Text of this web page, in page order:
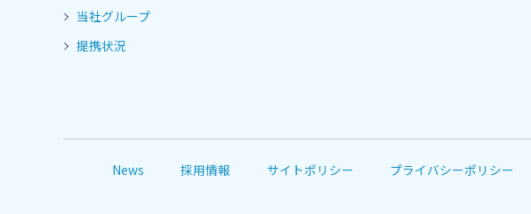
当社グループ
提携状況
News 採用情報 サイトポリシー プライバシーポリシー